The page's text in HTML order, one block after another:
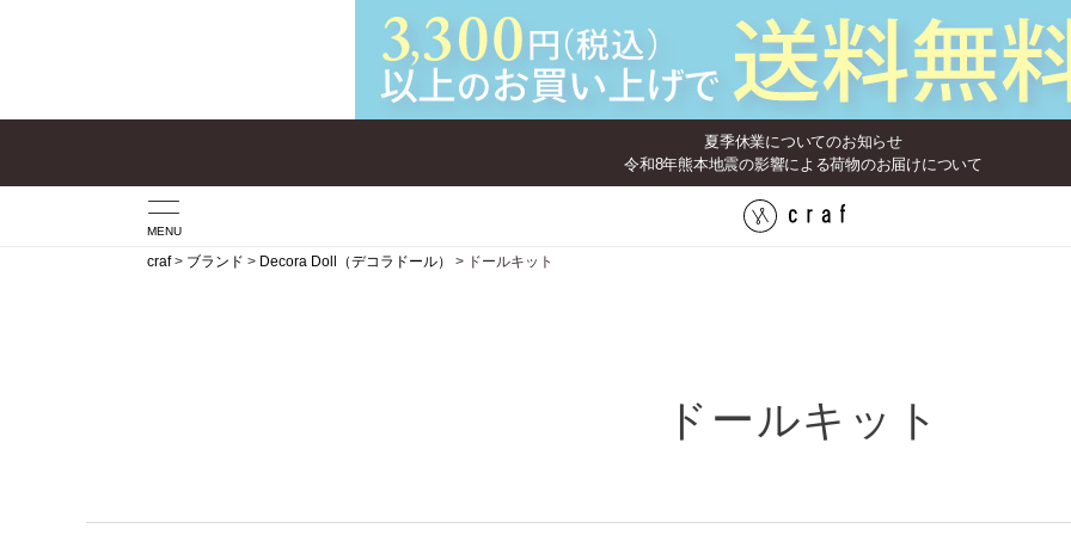
夏季休業についてのお知らせ
令和8年熊本地震の影響による荷物のお届けについて
MENU
craf ブランド Decora Doll（デコラドール） ドールキット
ドールキット